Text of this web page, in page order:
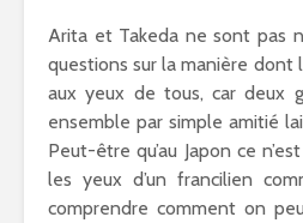
Arita et Takeda ne sont pas
questions sur la manière dont
aux yeux de tous, car deux
ensemble par simple amitié
Peut-être qu’au Japon ce
les yeux d’un francilien
comprendre comment on